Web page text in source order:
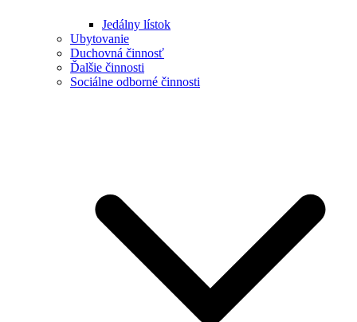
Jedálny lístok
Ubytovanie
Duchovná činnosť
Ďalšie činnosti
Sociálne odborné činnosti